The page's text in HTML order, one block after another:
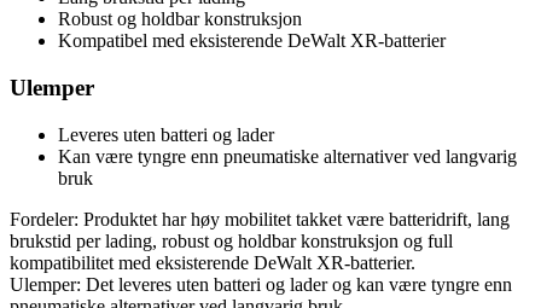
Robust og holdbar konstruksjon
Kompatibel med eksisterende DeWalt XR-batterier
Ulemper
Leveres uten batteri og lader
Kan være tyngre enn pneumatiske alternativer ved langvarig
bruk
Fordeler: Produktet har høy mobilitet takket være batteridrift, lang
brukstid per lading, robust og holdbar konstruksjon og full
kompatibilitet med eksisterende DeWalt XR-batterier.
Ulemper: Det leveres uten batteri og lader og kan være tyngre enn